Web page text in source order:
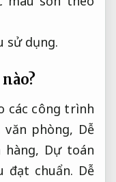
sử dụng.
các công trình
văn phòng, Dễ
hàng, Dự toán
đạt chuẩn. Dễ